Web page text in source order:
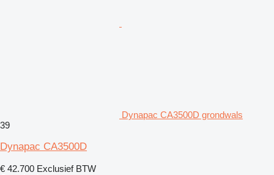
Dynapac CA3500D grondwals
39
Dynapac CA3500D
€ 42.700 Exclusief BTW